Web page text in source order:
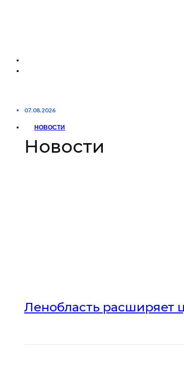
07.08.2026
НОВОСТИ
Новости
Ленобласть расширяет